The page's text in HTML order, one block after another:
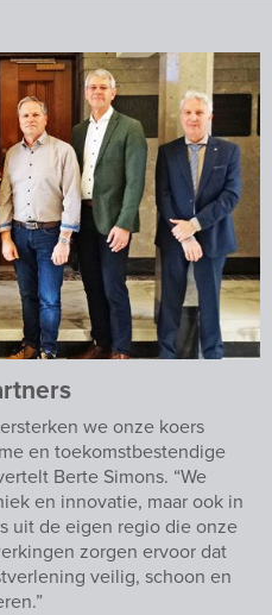
we onze koers
en toekomstbestendige
Berte Simons. “We
en innovatie, maar ook in
uit de eigen regio die onze
zorgen ervoor dat
veilig, schoon en